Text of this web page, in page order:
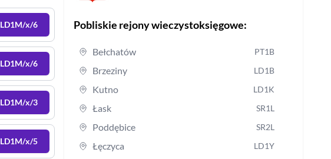
LD1M/x/6
LD1M/x/6
LD1M/x/3
LD1M/x/5
Pobliskie rejony wieczystoksięgowe:
Bełchatów PT1B
Brzeziny LD1B
Kutno LD1K
Łask SR1L
Poddębice SR2L
Łęczyca LD1Y